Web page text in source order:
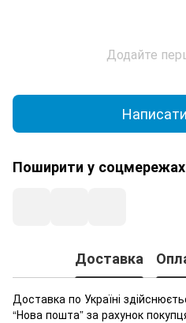
Додайте
Поширити у соцмережах
Доставка
Доставка по Україні
“Нова пошта” за рахунок